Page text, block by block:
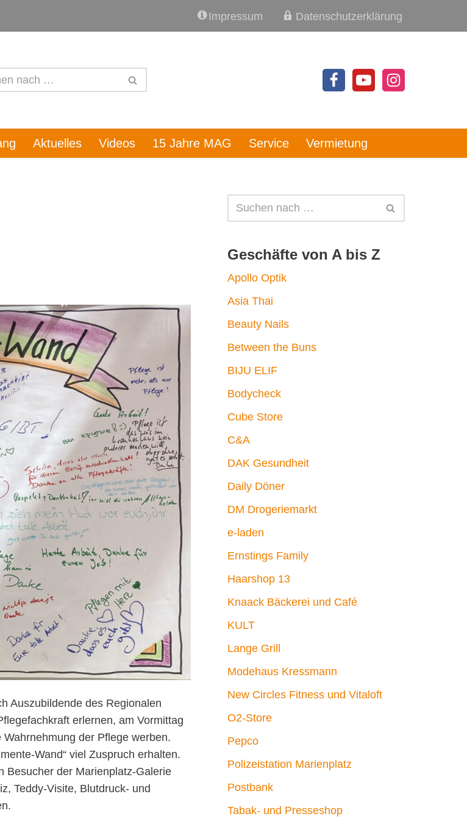
Impressum Datenschutzerklärung
Aktuelles Videos 15 Jahre MAG Service Vermietung
Auszubildende des Regionalen
erlernen, am Vormittag
der Pflege werben.
Wand“ viel Zuspruch erhalten.
Besucher der Marienplatz-Galerie
Teddy-Visite, Blutdruck- und
Geschäfte von A bis Z
Apollo Optik
Asia Thai
Beauty Nails
Between the Buns
BIJU ELIF
Bodycheck
Cube Store
C&A
DAK Gesundheit
Daily Döner
DM Drogeriemarkt
e-laden
Ernstings Family
Haarshop 13
Knaack Bäckerei und Café
KULT
Lange Grill
Modehaus Kressmann
New Circles Fitness und Vitaloft
O2-Store
Pepco
Polizeistation Marienplatz
Postbank
Tabak- und Presseshop